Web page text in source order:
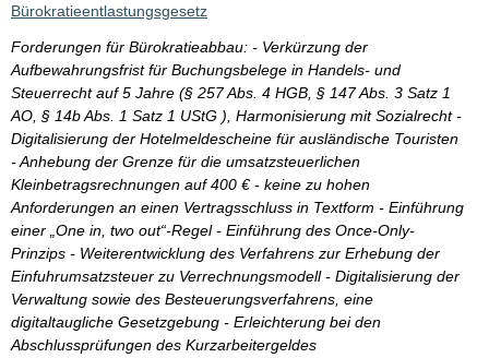
Bürokratieentlastungsgesetz
Forderungen für Bürokratieabbau: - Verkürzung der
Aufbewahrungsfrist für Buchungsbelege in Handels- und
Steuerrecht auf 5 Jahre (§ 257 Abs. 4 HGB, § 147 Abs. 3 Satz 1
AO, § 14b Abs. 1 Satz 1 UStG ), Harmonisierung mit Sozialrecht -
Digitalisierung der Hotelmeldescheine für ausländische Touristen
- Anhebung der Grenze für die umsatzsteuerlichen
Kleinbetragsrechnungen auf 400 € - keine zu hohen
Anforderungen an einen Vertragsschluss in Textform - Einführung
einer „One in, two out“-Regel - Einführung des Once-Only-
Prinzips - Weiterentwicklung des Verfahrens zur Erhebung der
Einfuhrumsatzsteuer zu Verrechnungsmodell - Digitalisierung der
Verwaltung sowie des Besteuerungsverfahrens, eine
digitaltaugliche Gesetzgebung - Erleichterung bei den
Abschlussprüfungen des Kurzarbeitergeldes